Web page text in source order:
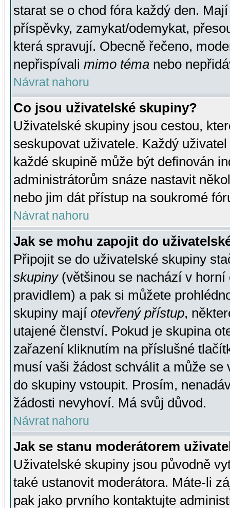
starat se o chod fóra každý den.
příspěvky, zamykat/odemykat,
která spravují. Obecně řečeno,
nepřispívali mimo téma nebo
Návrat nahoru
Co jsou uživatelské skupiny?
Uživatelské skupiny jsou cestou,
seskupovat uživatele. Každý
každé skupině může být definován
administrátorům snáze nastavit
nebo jim dát přístup na soukromé
Návrat nahoru
Jak se mohu zapojit do
Připojit se do uživatelské skupiny
skupiny(většinou se nachází v horní
pravidlem) a pak si můžete
skupiny mají otevřený přístup,
utajené členství. Pokud je skupina
zařazení kliknutím na příslušné
musí vaši žádost schválit a může se
do skupiny vstoupit. Prosím,
žádosti nevyhoví. Má svůj důvod.
Návrat nahoru
Jak se stanu moderátorem
Uživatelské skupiny jsou původně
také ustanovit moderátora. Máte-li
pak jako prvního kontaktujte